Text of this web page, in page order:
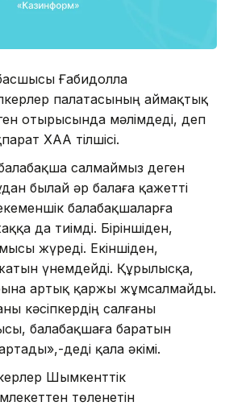
Ғабидолла
палатасының аймақтық
отырысында мәлімдеді, деп
ХАА тілшісі.
салмаймыз деген
былай әр балаға қажетті
балабақшаларға
да тиімді. Біріншіден,
жүреді. Екіншіден,
үнемдейді. Құрылысқа,
артық қаржы жұмсалмайды.
кәсіпкердің салғаны
балабақшаға баратын
деді қала әкімі.
Шымкенттік
төленетін